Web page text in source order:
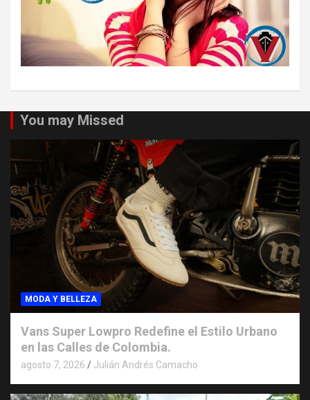
You may Missed
MODA Y BELLEZA
Vans Super Lowpro Redefine el Estilo Urbano
en las Calles de Colombia.
agosto 7, 2026 Julián Andrés Camacho